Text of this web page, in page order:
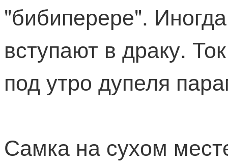
"бибиперере".
вступают в драку.
под утро дупеля
Самка на сухом